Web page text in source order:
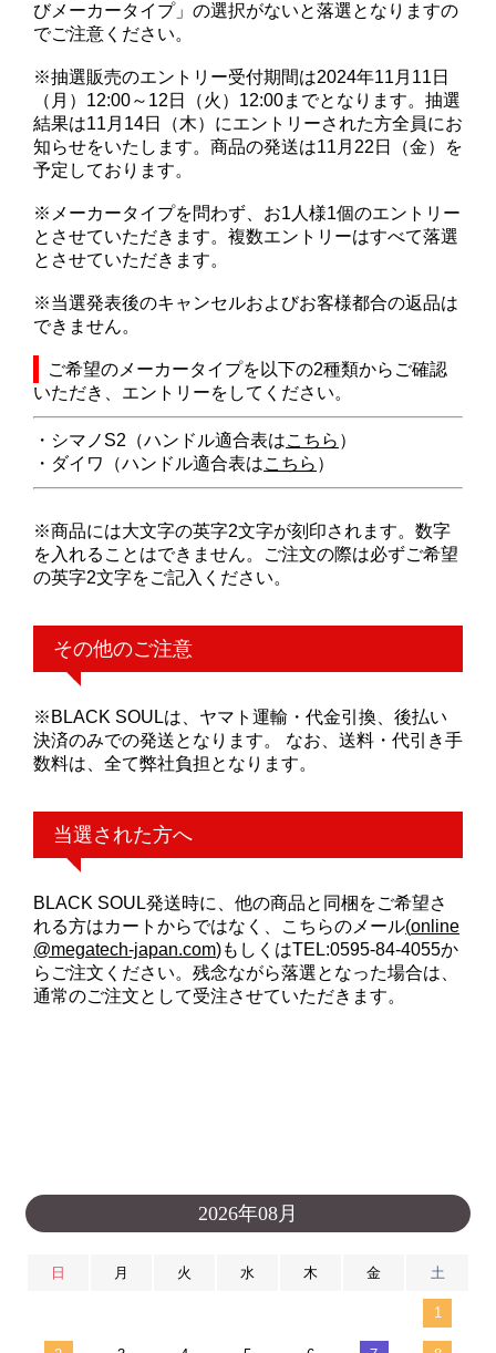
びメーカータイプ」の選択がないと落選となりますの
でご注意ください。
※抽選販売のエントリー受付期間は2024年11月11日
（月）12:00～12日（火）12:00までとなります。抽選
結果は11月14日（木）にエントリーされた方全員にお
知らせをいたします。商品の発送は11月22日（金）を
予定しております。
※メーカータイプを問わず、お1人様1個のエントリー
とさせていただきます。複数エントリーはすべて落選
とさせていただきます。
※当選発表後のキャンセルおよびお客様都合の返品は
できません。
ご希望のメーカータイプを以下の2種類からご確認
いただき、エントリーをしてください。
・シマノS2（ハンドル適合表はこちら ）
・ダイワ（ハンドル適合表はこちら ）
※商品には大文字の英字2文字が刻印されます。数字
を入れることはできません。ご注文の際は必ずご希望
の英字2文字をご記入ください。
その他のご注意
※BLACK SOULは、ヤマト運輸・代金引換、後払い
決済のみでの発送となります。 なお、送料・代引き手
数料は、全て弊社負担となります。
当選された方へ
BLACK SOUL発送時に、他の商品と同梱をご希望さ
れる方はカートからではなく、こちらのメール(online
@megatech-japan.com)もしくはTEL:0595-84-4055か
らご注文ください。残念ながら落選となった場合は、
通常のご注文として受注させていただきます。
2026年08月
日 月 火 水 木 金 土
1